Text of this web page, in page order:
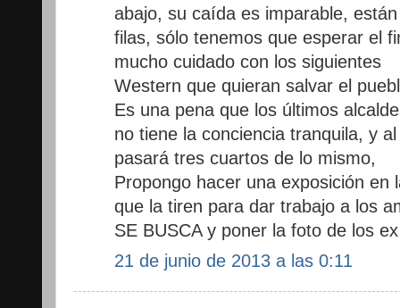
abajo, su caída es imparable,
filas, sólo tenemos que esperar el
mucho cuidado con los siguientes
Western que quieran salvar el
Es una pena que los últimos
no tiene la conciencia tranquila, y
pasará tres cuartos de lo mismo,
Propongo hacer una exposición en
que la tiren para dar trabajo a los
SE BUSCA y poner la foto de los
21 de junio de 2013 a las 0:11